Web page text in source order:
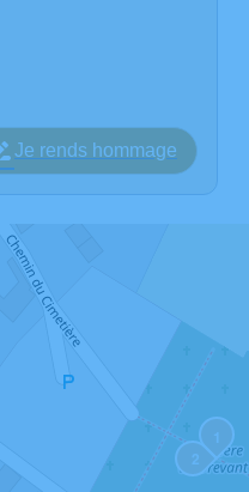
Je rends hommage
1
2